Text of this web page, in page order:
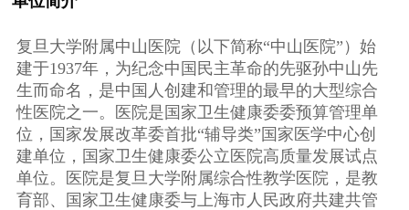
复旦大学附属中山医院（以下简称“中山医院”）始
建于1937年，为纪念中国民主革命的先驱孙中山先
生而命名，是中国人创建和管理的最早的大型综合
性医院之一。医院是国家卫生健康委委预算管理单
位，国家发展改革委首批“辅导类”国家医学中心创
建单位，国家卫生健康委公立医院高质量发展试点
单位。医院是复旦大学附属综合性教学医院，是教
育部、国家卫生健康委与上海市人民政府共建共管